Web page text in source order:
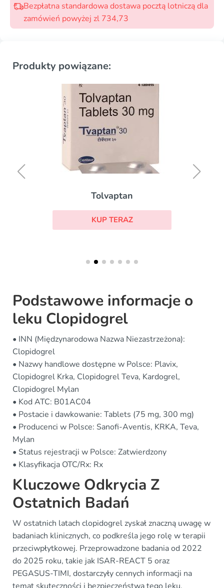
Bezpłatna standardowa dostawa pocztą lotniczą dla
zamówień powyżej zl 734,73
Produkty powiązane:
Tolvaptan
KUP TERAZ
Podstawowe informacje o
leku Clopidogrel
• INN (Międzynarodowa Nazwa Niezastrzeżona):
Clopidogrel
• Nazwy handlowe dostępne w Polsce: Plavix,
Clopidogrel Krka, Clopidogrel Teva, Kardogrel,
Clopidogrel Mylan
• Kod ATC: B01AC04
• Postacie i dawkowanie: Tablets (75 mg, 300 mg)
• Producenci w Polsce: Sanofi-Aventis, KRKA, Teva,
Mylan
• Status rejestracji w Polsce: Zatwierdzony
• Klasyfikacja OTC/Rx: Rx
Kluczowe Odkrycia Z
Ostatnich Badań
W ostatnich latach clopidogrel zyskał znaczną uwagę w
badaniach klinicznych, co podkreśla jego rolę w terapii
przeciwpłytkowej. Przeprowadzone badania od 2022
do 2025 roku, takie jak ISAR-REACT 5 oraz
PEGASUS-TIMI, dostarczyły cennych informacji na